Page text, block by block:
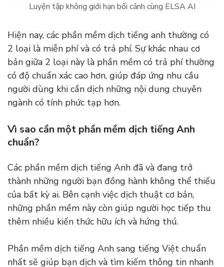
Luyện tập không giới hạn bối cảnh cùng ELSA AI
Hiện nay, các phần mềm dịch tiếng anh thường có
2 loại là miễn phí và có trả phí. Sự khác nhau cơ
bản giữa 2 loại này là phần mềm có trả phí thường
có độ chuẩn xác cao hơn, giúp đáp ứng nhu cầu
người dùng khi cần dịch những nội dung chuyên
ngành có tính phức tạp hơn.
Vì sao cần một phần mềm dịch tiếng Anh
chuẩn?
Các phần mềm dịch tiếng Anh đã và đang trở
thành những người bạn đồng hành không thể thiếu
của bất kỳ ai. Bên cạnh việc dịch thuật cơ bản,
những phần mềm này còn giúp người học tiếp thu
thêm nhiều kiến thức hữu ích và hứng thú.
Phần mềm dịch tiếng Anh sang tiếng Việt chuẩn
nhất sẽ giúp bạn dịch và tìm kiếm thông tin nhanh